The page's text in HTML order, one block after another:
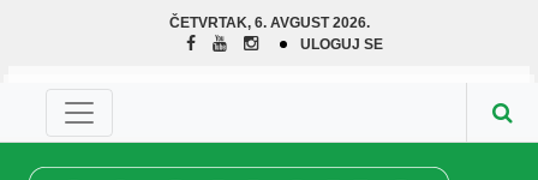
ČETVRTAK, 6. AVGUST 2026.
ULOGUJ SE